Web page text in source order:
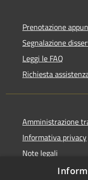
Prenotazione
Segnalazione
Leggi le FAQ
Richiesta
Amministrazione
Informativa privacy
Note legali
Dichiarazione di